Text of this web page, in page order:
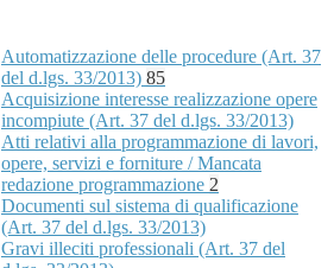
Automatizzazione delle procedure (Art. 37
del d.lgs. 33/2013) 85
Acquisizione interesse realizzazione opere
incompiute (Art. 37 del d.lgs. 33/2013)
Atti relativi alla programmazione di lavori,
opere, servizi e forniture / Mancata
redazione programmazione 2
Documenti sul sistema di qualificazione
(Art. 37 del d.lgs. 33/2013)
Gravi illeciti professionali (Art. 37 del